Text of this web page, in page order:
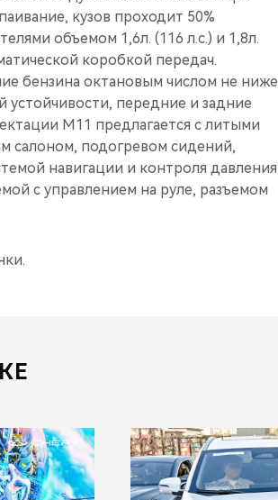
кузов проходит 50%
объемом 1,6л. (116 л.с.) и 1,8л.
коробкой передач.
бензина октановым числом не ниже
устойчивости, передние и задние
М11 предлагается с литыми
салоном, подогревом сидений,
навигации и контроля давления
с управлением на руле, разъемом